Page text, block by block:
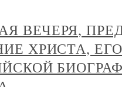
ВЕЧЕРЯ,
ХРИСТА,